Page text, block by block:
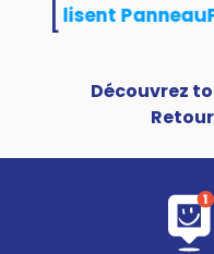
utilisent
Découvrez